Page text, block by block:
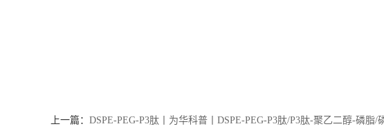
上一篇： DSPE-PEG-P3肽丨为华科普丨DSPE-PEG-P3肽/P3肽-聚乙二醇-磷脂/